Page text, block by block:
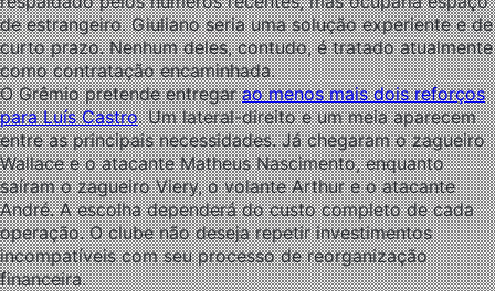
de estrangeiro. Giuliano seria uma solução experiente e de
curto prazo. Nenhum deles, contudo, é tratado atualmente
como contratação encaminhada.
O Grêmio pretende entregarao menos mais dois reforços
para Luís Castro. Um lateral-direito e um meia aparecem
entre as principais necessidades. Já chegaram o zagueiro
Wallace e o atacante Matheus Nascimento, enquanto
saíram o zagueiro Viery, o volante Arthur e o atacante
André. A escolha dependerá do custo completo de cada
operação. O clube não deseja repetir investimentos
incompatíveis com seu processo de reorganização
financeira.